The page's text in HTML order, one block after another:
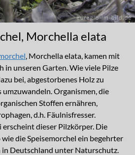
Morchella elata
, Morchella elata, kamen mit
in unseren Garten. Wie viele Pilze
bei, abgestorbenes Holz zu
Organismen, die
Stoffen ernähren,
d.h. Fäulnisfresser.
dieser Pilzkörper. Die
die Speisemorchel ein begehrter
in Deutschland unter Naturschutz.